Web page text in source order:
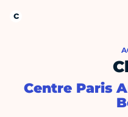
Centre Paris